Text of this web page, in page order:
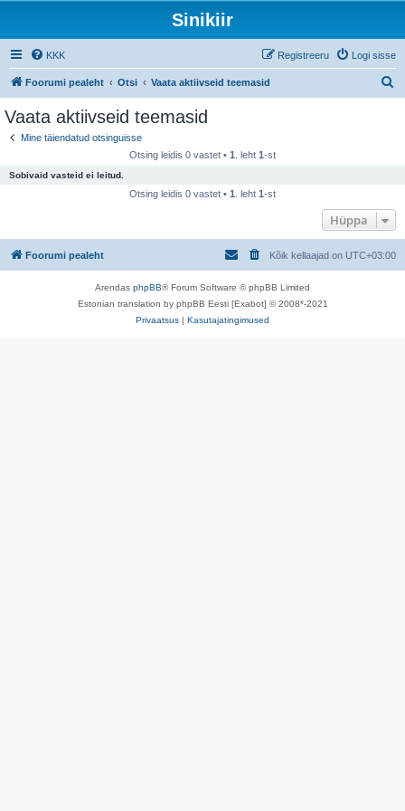
Sinikiir
KKK Logi sisse
Registreeru
Foorumi pealeht Otsi Vaata aktiivseid teemasid
Vaata aktiivseid teemasid
Mine täiendatud otsinguisse
Otsing leidis 0 vastet • 1 . leht 1-st
Sobivaid vasteid ei leitud.
Otsing leidis 0 vastet • 1 . leht 1-st
Hüppa
Foorumi pealeht Kõik kellaajad on UTC+03:00
Arendas phpBB® Forum Software © phpBB Limited
Estonian translation by phpBB Eesti [Exabot] © 2008*-2021
Privaatsus | Kasutajatingimused